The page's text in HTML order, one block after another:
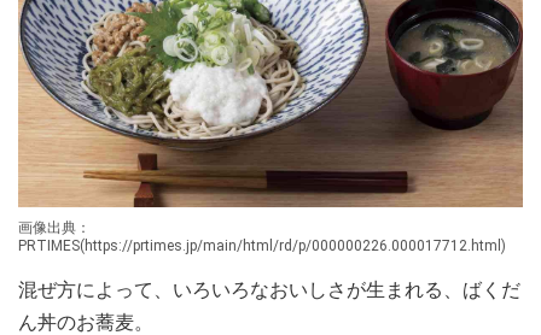
画像出典：
PRTIMES(https://prtimes.jp/main/html/rd/p/000000226.000017712.html)
混ぜ方によって、いろいろなおいしさが生まれる、ばくだ
ん丼のお蕎麦。